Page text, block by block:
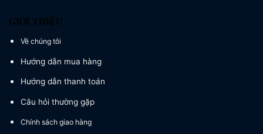
GIỚI THIỆU
Về chúng tôi
Hướng dẫn mua hàng
Hướng dẫn thanh toán
Câu hỏi thường gặp
Chính sách giao hàng